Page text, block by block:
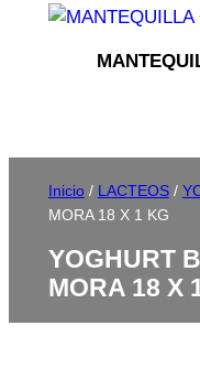
Inicio / LACTEOS/
MORA 18 X 1 KG
YOGHURT
MORA 18 X